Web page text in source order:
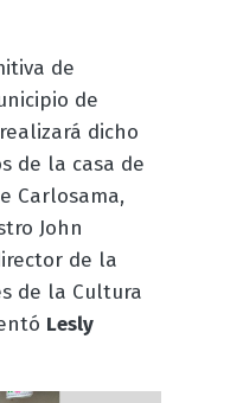
de
de
dicho
de la casa de
Carlosama,
John
de la
de la Cultura
Lesly